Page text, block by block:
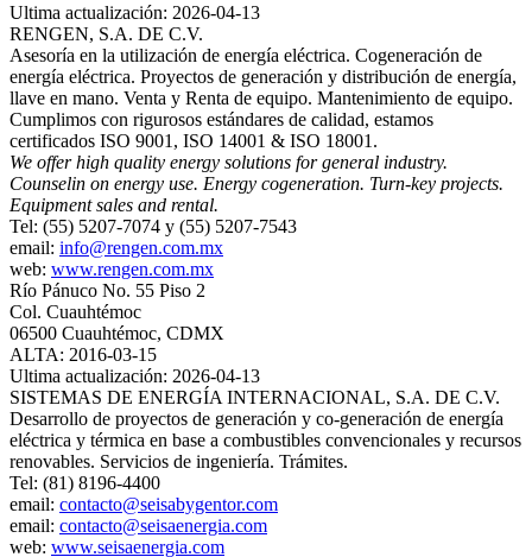
Ultima actualización: 2026-04-13
RENGEN, S.A. DE C.V.
Asesoría en la utilización de energía eléctrica. Cogeneración de
energía eléctrica. Proyectos de generación y distribución de energía,
llave en mano. Venta y Renta de equipo. Mantenimiento de equipo.
Cumplimos con rigurosos estándares de calidad, estamos
certificados ISO 9001, ISO 14001 & ISO 18001.
We offer high quality energy solutions for general industry.
Counselin on energy use. Energy cogeneration. Turn-key projects.
Equipment sales and rental.
Tel: (55) 5207-7074 y (55) 5207-7543
email: info@rengen.com.mx
web: www.rengen.com.mx
Río Pánuco No. 55 Piso 2
Col. Cuauhtémoc
06500 Cuauhtémoc, CDMX
ALTA: 2016-03-15
Ultima actualización: 2026-04-13
SISTEMAS DE ENERGÍA INTERNACIONAL, S.A. DE C.V.
Desarrollo de proyectos de generación y co-generación de energía
eléctrica y térmica en base a combustibles convencionales y recursos
renovables. Servicios de ingeniería. Trámites.
Tel: (81) 8196-4400
email: contacto@seisabygentor.com
email: contacto@seisaenergia.com
web: www.seisaenergia.com